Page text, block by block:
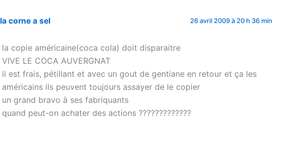
la corne a sel 26 avril 2009 à 20 h 36 min
la copie américaine(coca cola) doit disparaitre
VIVE LE COCA AUVERGNAT
il est frais, pétillant et avec un gout de gentiane en retour et ça les
américains ils peuvent toujours assayer de le copier
un grand bravo à ses fabriquants
quand peut-on achater des actions ?????????????